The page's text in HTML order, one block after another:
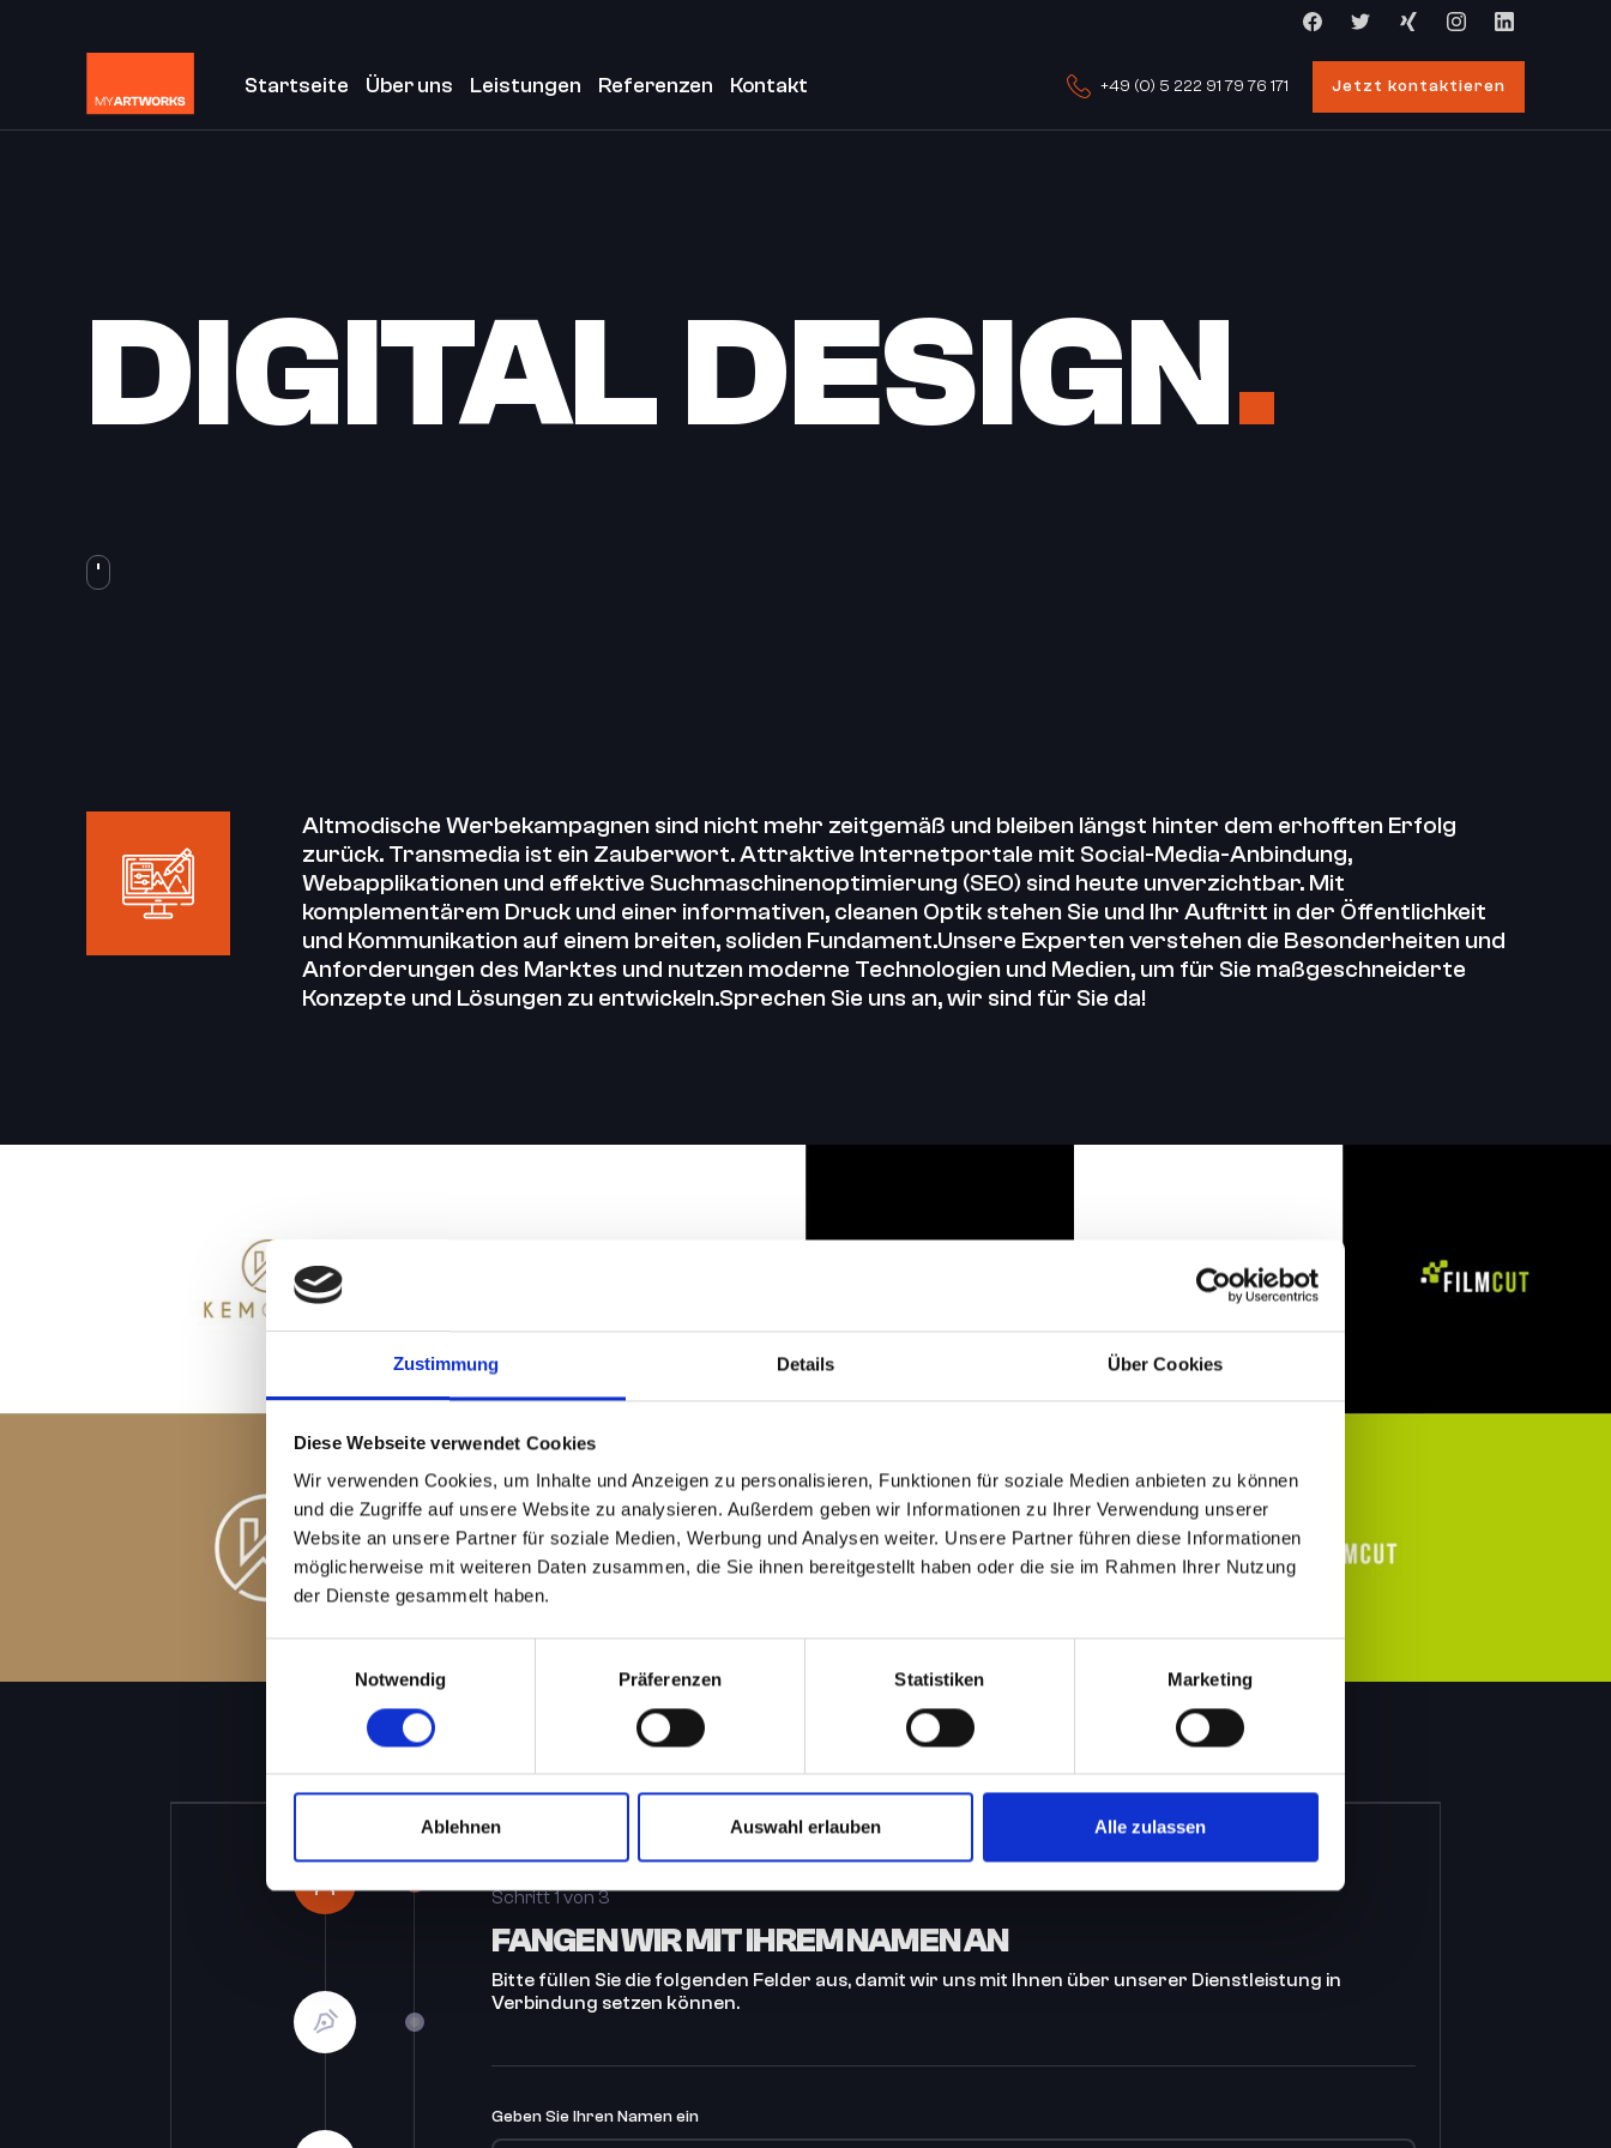
Zustimmung Details Über Cookies
Diese Webseite verwendet Cookies
Wir verwenden Cookies, um Inhalte und Anzeigen zu personalisieren, Funktionen für soziale Medien anbieten zu können
und die Zugriffe auf unsere Website zu analysieren. Außerdem geben wir Informationen zu Ihrer Verwendung unserer
Website an unsere Partner für soziale Medien, Werbung und Analysen weiter. Unsere Partner führen diese Informationen
möglicherweise mit weiteren Daten zusammen, die Sie ihnen bereitgestellt haben oder die sie im Rahmen Ihrer Nutzung
der Dienste gesammelt haben.
Notwendig
Präferenzen Statistiken Marketing
Ablehnen Auswahl erlauben Alle zulassen
Startseite Über uns Leistungen Referenzen Kontakt +49 (0) 5 222 91 79 76 171 Jetzt kontaktieren
DIGITAL DESIGN.
Altmodische Werbekampagnen sind nicht mehr zeitgemäß und bleiben längst hinter dem erhofften Erfolg
zurück. Transmedia ist ein Zauberwort. Attraktive Internetportale mit Social-Media-Anbindung,
Webapplikationen und effektive Suchmaschinenoptimierung (SEO) sind heute unverzichtbar. Mit
komplementärem Druck und einer informativen, cleanen Optik stehen Sie und Ihr Auftritt in der Öffentlichkeit
und Kommunikation auf einem breiten, soliden Fundament.Unsere Experten verstehen die Besonderheiten und
Anforderungen des Marktes und nutzen moderne Technologien und Medien, um für Sie maßgeschneiderte
Konzepte und Lösungen zu entwickeln.Sprechen Sie uns an, wir sind für Sie da!
Schritt 1 von 3
FANGEN WIR MIT IHREM NAMEN AN
Bitte füllen Sie die folgenden Felder aus, damit wir uns mit Ihnen über unserer Dienstleistung in
Verbindung setzen können.
Geben Sie Ihren Namen ein